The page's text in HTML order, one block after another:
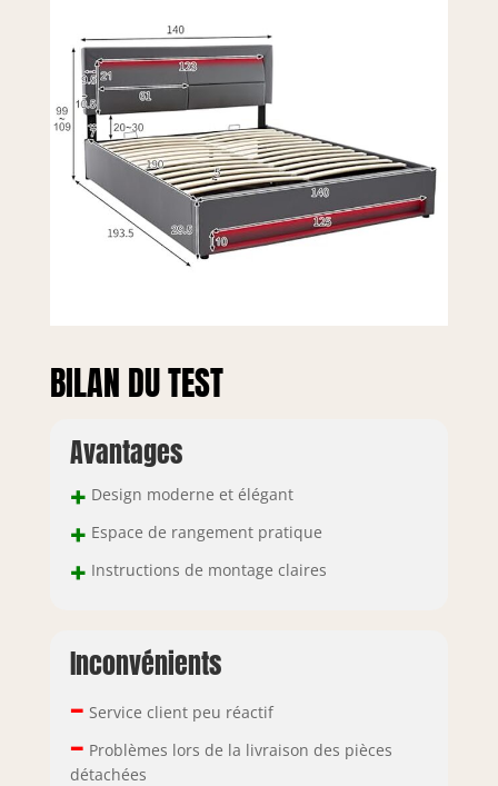
BILAN DU TEST
Avantages
+ Design moderne et élégant
+ Espace de rangement pratique
+ Instructions de montage claires
Inconvénients
– Service client peu réactif
– Problèmes lors de la livraison des pièces
détachées